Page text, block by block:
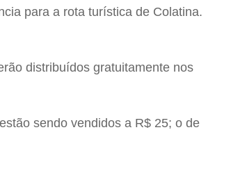
para a rota turística de Colatina.
distribuídos gratuitamente nos
sendo vendidos a R$ 25; o de